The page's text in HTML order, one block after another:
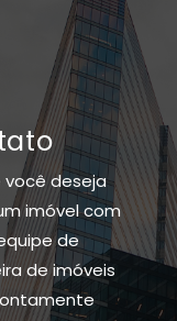
deseja
imóvel com
de
de imóveis